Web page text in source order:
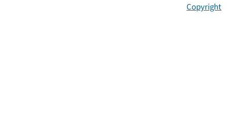
Copyright